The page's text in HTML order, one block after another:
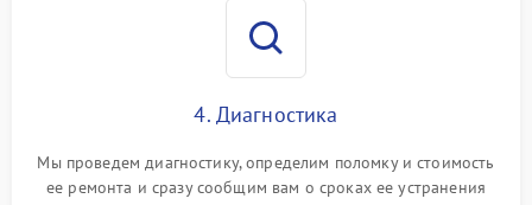
4. Диагностика
Мы проведем диагностику, определим поломку и стоимость
ее ремонта и сразу сообщим вам о сроках ее устранения